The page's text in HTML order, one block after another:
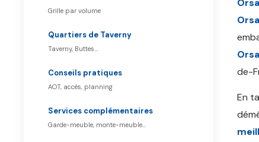
Grille par volume
Quartiers de Taverny
Taverny, Buttes…
Conseils pratiques
AOT, accès, planning
Services complémentaires
Garde-meuble, monte-meuble…
de-
En